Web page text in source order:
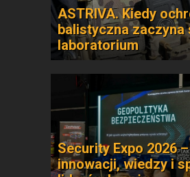
ASTRIVA. Kiedy
balistyczna zaczyna
laboratorium
Security Expo 2026
innowacji, wiedzy i